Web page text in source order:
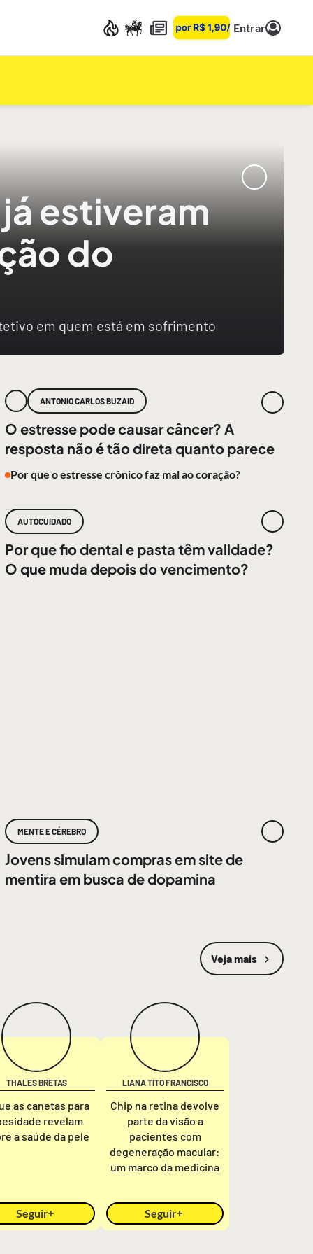
Entrar
estiveram
do
em quem está em sofrimento
ANTONIO CARLOS BUZAID
O estresse pode causar câncer? A
resposta não é tão direta quanto parece
Por que o estresse crônico faz mal ao coração?
AUTOCUIDADO
Por que fio dental e pasta têm validade?
O que muda depois do vencimento?
MENTE E CÉREBRO
Jovens simulam compras em site de
mentira em busca de dopamina
Veja mais
THALES BRETAS
as canetas para
revelam
a saúde da pele
Seguir
LIANA TITO FRANCISCO
Chip na retina devolve
parte da visão a
pacientes com
degeneração macular:
um marco da medicina
Seguir